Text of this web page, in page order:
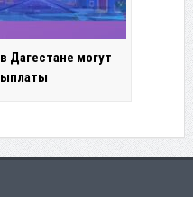
Дагестане могут